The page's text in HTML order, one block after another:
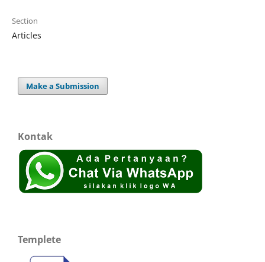
Section
Articles
Make a Submission
Kontak
Templete